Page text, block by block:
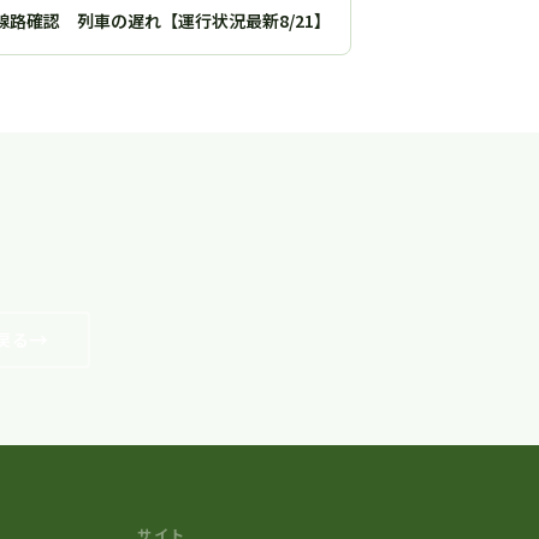
路確認 列車の遅れ【運行状況最新8/21】
サイト